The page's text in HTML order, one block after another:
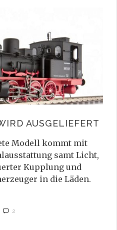
AUSGELIEFERT
Modell kommt mit
samt Licht,
Kupplung und
in die Läden.
2